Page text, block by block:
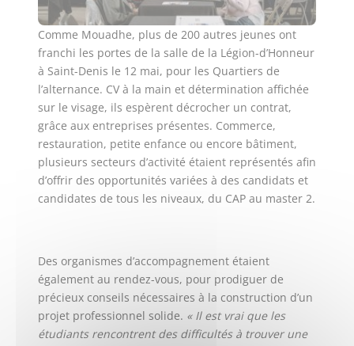
Comme Mouadhe, plus de 200 autres jeunes ont
franchi les portes de la salle de la Légion-d’Honneur
à Saint-Denis le 12 mai, pour les Quartiers de
l’alternance. CV à la main et détermination affichée
sur le visage, ils espèrent décrocher un contrat,
grâce aux entreprises présentes. Commerce,
restauration, petite enfance ou encore bâtiment,
plusieurs secteurs d’activité étaient représentés afin
d’offrir des opportunités variées à des candidats et
candidates de tous les niveaux, du CAP au master 2.
Des organismes d’accompagnement étaient
également au rendez-vous, pour prodiguer de
précieux conseils nécessaires à la construction d’un
projet professionnel solide. « Il est vrai que les
étudiants rencontrent des difficultés à trouver une